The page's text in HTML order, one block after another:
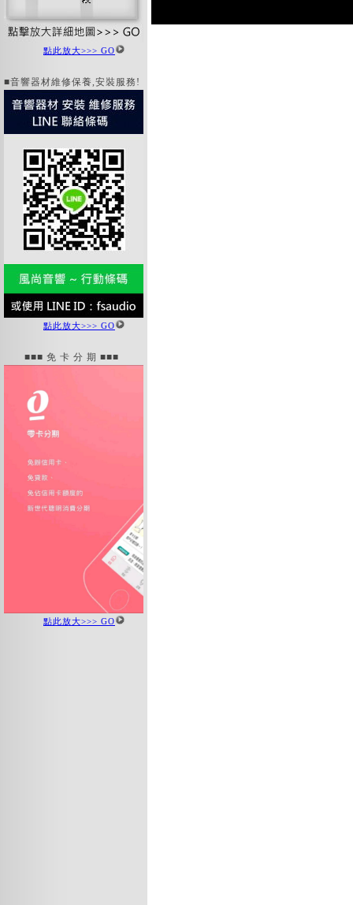
點此放大>>> GO
■音響器材維修保養,安裝服務!
點此放大>>> GO
■■■ 免 卡 分 期 ■■■
點此放大>>> GO